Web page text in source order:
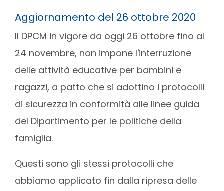
Aggiornamento del 26 ottobre 2020
Il DPCM in vigore da oggi 26 ottobre fino al
24 novembre, non impone l'interruzione
delle attività educative per bambini e
ragazzi, a patto che si adottino i protocolli
di sicurezza in conformità alle linee guida
del Dipartimento per le politiche della
famiglia.
Questi sono gli stessi protocolli che
abbiamo applicato fin dalla ripresa delle